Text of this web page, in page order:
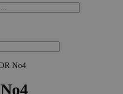
No4